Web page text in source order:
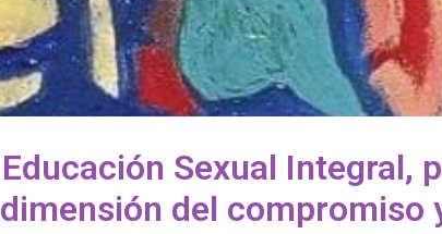
Educación Sexual Integral,
dimensión del compromiso